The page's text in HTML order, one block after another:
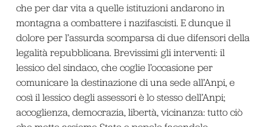
che per dar vita a quelle istituzioni andarono in
montagna a combattere i nazifascisti. E dunque il
dolore per l’assurda scomparsa di due difensori della
legalità repubblicana. Brevissimi gli interventi: il
lessico del sindaco, che coglie l’occasione per
comunicare la destinazione di una sede all’Anpi, e
così il lessico degli assessori è lo stesso dell’Anpi;
accoglienza, democrazia, libertà, vicinanza: tutto ciò